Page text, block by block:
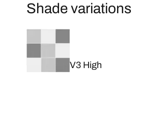
Shade variations
V3 High